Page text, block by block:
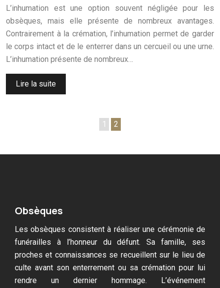
L’inhumation est une option souvent négligée pour les
obsèques, mais elle présente de nombreux avantages.
Contrairement à la crémation, l’inhumation permet de garder
le corps intact et de le enterrer dans un cercueil ou une urne.
L’inhumation présente de nombreux…
Lire la suite
1 2
Obsèques
Les obsèques consistent à réaliser une cérémonie de
funérailles à l’honneur du défunt. Sa famille, ses
proches et connaissances se recueillent sur le lieu de
culte avant son enterrement ou sa crémation pour lui
rendre un dernier hommage. L’événement